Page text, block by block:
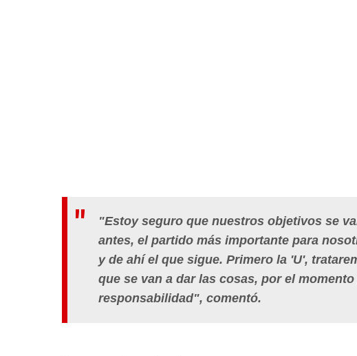
"Estoy seguro que nuestros objetivos se
antes, el partido más importante para
y de ahí el que sigue. Primero la 'U',
que se van a dar las cosas, por el
responsabilidad", comentó.